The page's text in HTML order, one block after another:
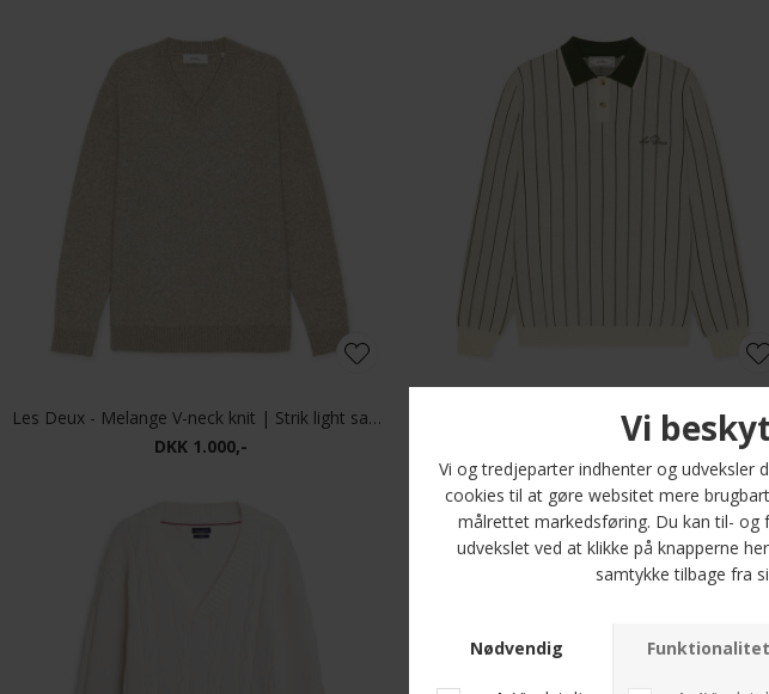
Les Deux - Melange V-neck knit | Strik light sand melange
DKK 1.000,-
Les Deux - Signature knit polo | Strik Ivory
DKK 1.100,-